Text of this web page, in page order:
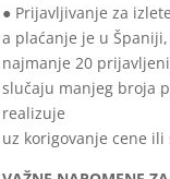
● Prijavljivanje za
a plaćanje je u
najmanje 20
slučaju manjeg broja
realizuje
uz korigovanje cene